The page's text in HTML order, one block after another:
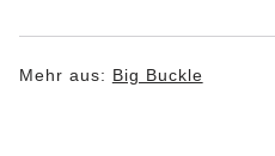
Mehr aus: Big Buckle